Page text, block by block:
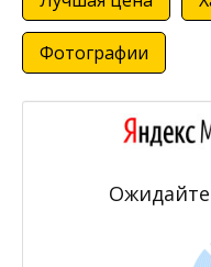
Фотографии